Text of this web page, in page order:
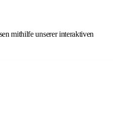
mithilfe unserer interaktiven